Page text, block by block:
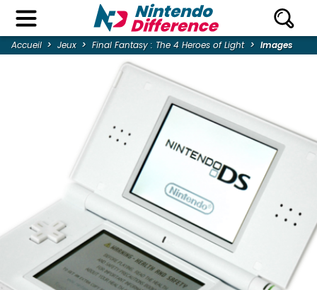
Accueil Jeux Final Fantasy : The 4 Heroes of Light Images